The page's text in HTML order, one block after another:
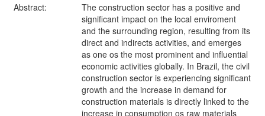
Abstract:
The construction sector has a positive and
significant impact on the local enviroment
and the surrounding region, resulting from its
direct and indirects activities, and emerges
as one os the most prominent and influential
economic activities globally. In Brazil, the civil
construction sector is experiencing significant
growth and the increase in demand for
construction materials is directly linked to the
increase in consumption os raw materials